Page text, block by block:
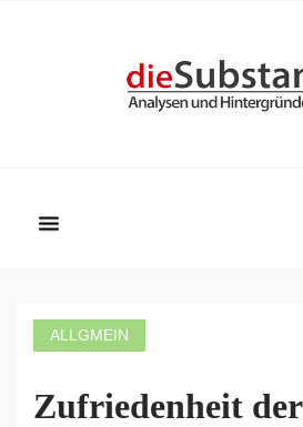
ALLGMEIN
Zufriedenheit der